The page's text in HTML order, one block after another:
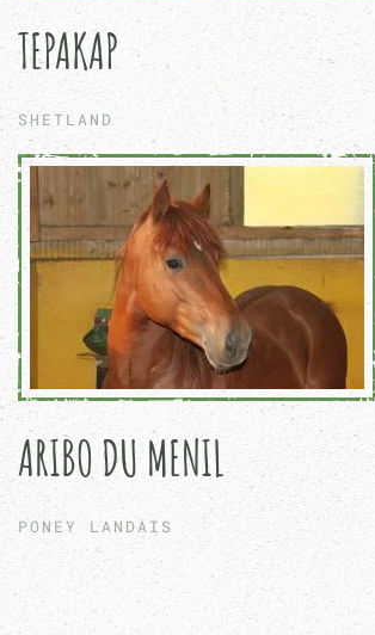
TEPAKAP
SHETLAND
ARIBO DU MENIL
PONEY LANDAIS